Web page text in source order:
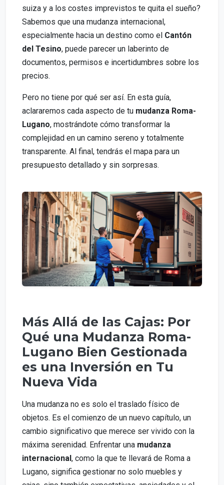
suiza y a los costes imprevistos te quita el sueño?
Sabemos que una mudanza internacional,
especialmente hacia un destino como el Cantón
del Tesino, puede parecer un laberinto de
documentos, permisos e incertidumbres sobre los
precios.
Pero no tiene por qué ser así. En esta guía,
aclararemos cada aspecto de tu mudanza Roma-
Lugano, mostrándote cómo transformar la
complejidad en un camino sereno y totalmente
transparente. Al final, tendrás el mapa para un
presupuesto detallado y sin sorpresas.
Más Allá de las Cajas: Por
Qué una Mudanza Roma-
Lugano Bien Gestionada
es una Inversión en Tu
Nueva Vida
Una mudanza no es solo el traslado físico de
objetos. Es el comienzo de un nuevo capítulo, un
cambio significativo que merece ser vivido con la
máxima serenidad. Enfrentar una mudanza
internacional , como la que te llevará de Roma a
Lugano, significa gestionar no solo muebles y